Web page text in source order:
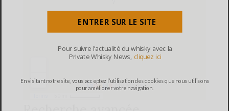
ENTRER SUR LE SITE
En visitant notre site, vous acceptez l’utilisation des cookies que nous utilisons
pour améliorer votre navigation.
Pour suivre l’actualité du whisky avec la
Private Whisky News, cliquez ici